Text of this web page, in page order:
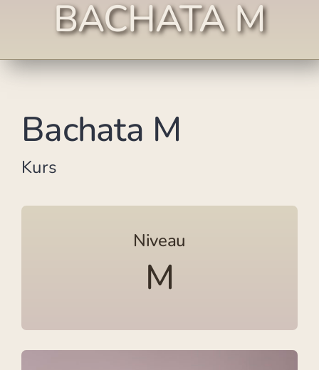
BACHATA M
Bachata M
Kurs
Niveau
M